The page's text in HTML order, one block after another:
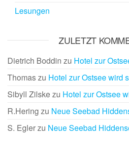
Lesungen
ZULETZT
Dietrich Boddin zu Hotel zur
Thomaszu Hotel zur Ostsee wird
Sibyll Zilskezu Hotel zur Ostsee
R.Hering zu Neue Seebad
S. Eglerzu Neue Seebad